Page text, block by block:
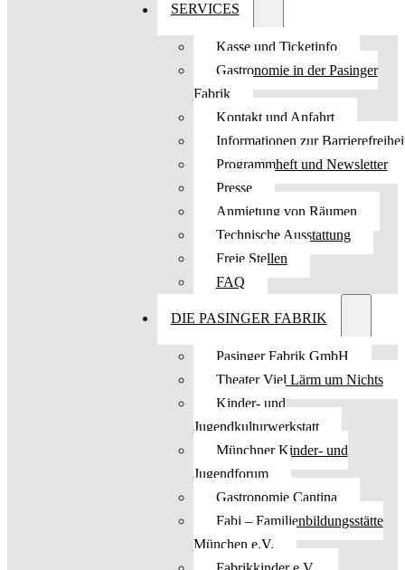
SERVICES
Kasse und Ticketinfo
Gastronomie in der Pasinger
Fabrik
Kontakt und Anfahrt
Informationen zur
Programmheft und Newsletter
Presse
Anmietung von Räumen
Technische Ausstattung
Freie Stellen
FAQ
DIE PASINGER FABRIK
Pasinger Fabrik GmbH
Theater Viel Lärm um Nichts
Kinder- und
Jugendkulturwerkstatt
Münchner Kinder- und
Jugendforum
Gastronomie Cantina
Fabi – Familienbildungsstätte
München e.V.